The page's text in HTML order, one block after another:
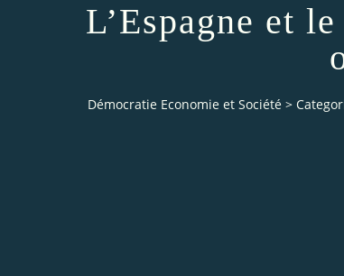
L’Espagne et
Démocratie Economie et Société >